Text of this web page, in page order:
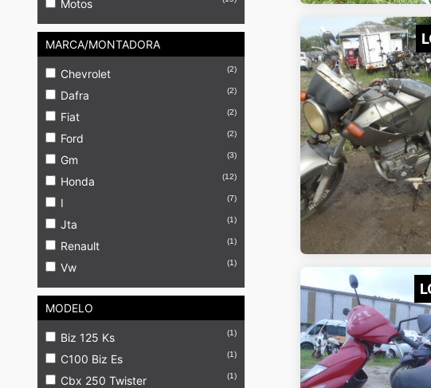
Motos
MARCA/MONTADORA
Chevrolet (2)
Dafra (2)
Fiat (2)
Ford (2)
Gm (3)
Honda (12)
I (7)
Jta (1)
Renault (1)
Vw (1)
MODELO
Biz 125 Ks (1)
C100 Biz Es (1)
Cbx 250 Twister (1)